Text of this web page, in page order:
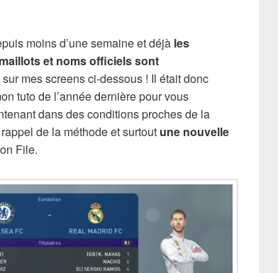
moins d’une semaine et déjà les
et noms officiels sont
mes screens ci-dessous ! Il était donc
tuto de l’année dernière pour vous
dans des conditions proches de la
de la méthode et surtout une nouvelle
File.